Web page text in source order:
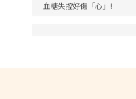
血糖失控好傷「心」!